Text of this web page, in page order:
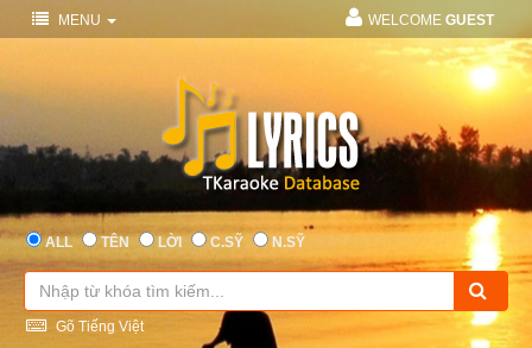
MENU WELCOME GUEST
ALL TÊN LỜI C.SỸ N.SỸ
Gõ Tiếng Việt